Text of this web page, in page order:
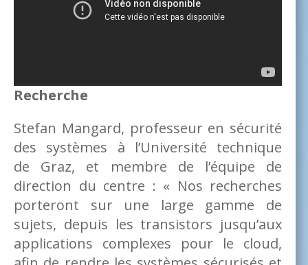
Recherche
Stefan Mangard, professeur en sécurité
des systèmes à l’Université technique
de Graz, et membre de l’équipe de
direction du centre : « Nos recherches
porteront sur une large gamme de
sujets, depuis les transistors jusqu’aux
applications complexes pour le cloud,